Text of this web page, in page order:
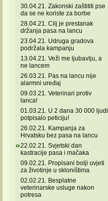
30.04.21. Zakonski zaštititi pse
da se ne koriste za borbe
28.04.21. Cilj je prestanak
držanja pasa na lancu
23.04.21. Udruga gradova
podržala kampanju
13.04.21. Veži me ljubavlju, a
ne lancem
26.03.21. Pas na lancu nije
alarmni uređaj
09.03.21. Veterinari protiv
lanca!
01.03.21. U 2 dana 30 000 ljudi
potpisalo peticiju!
26.02.21. Kampanja za
Hrvatsku bez pasa na lancu
22.02.21. Svjetski dan
kastracije pasa i mačaka
09.02.21. Propisani bolji uvjeti
za životinje u skloništima
02.02.21. Besplatne
veterinarske usluge nakon
potresa